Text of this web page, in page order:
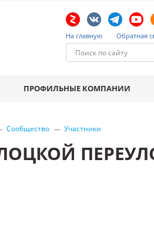
На главную Обратная
ПРОФИЛЬНЫЕ КОМПАНИИ
Сообщество Участники